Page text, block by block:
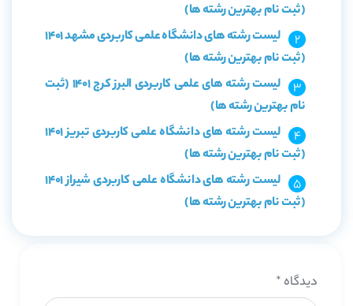
(ثبت نام بهترین رشته ها)
لیست رشته های دانشگاه علمی کاربردی مشهد 1401
(ثبت نام بهترین رشته ها)
لیست رشته های علمی کاربردی البرز کرج 1401 (ثبت
نام بهترین رشته ها)
لیست رشته های دانشگاه علمی کاربردی تبریز 1401
(ثبت نام بهترین رشته ها)
لیست رشته های دانشگاه علمی کاربردی شیراز 1401
(ثبت نام بهترین رشته ها)
دیدگاه *